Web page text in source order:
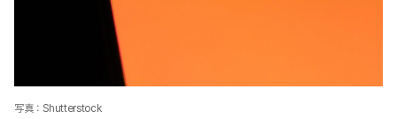
写真：Shutterstock